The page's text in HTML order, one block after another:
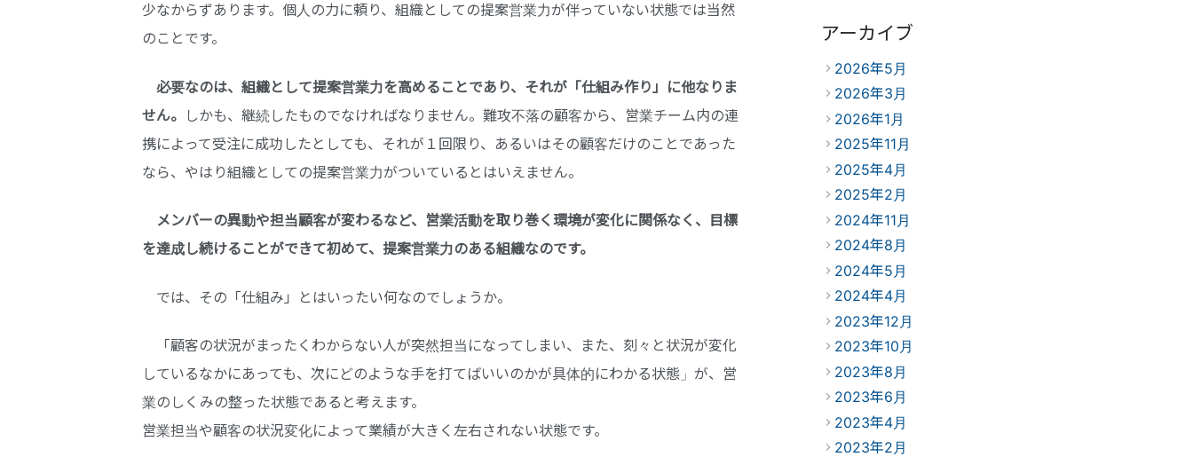
少なからずあります。個人の力に頼り、組織としての提案営業力が伴っていない状態では当然
のことです。
必要なのは、組織として提案営業力を高めることであり、それが「仕組み作り」に他なりま
せん。
しかも、継続したものでなければなりません。難攻不落の顧客から、営業チーム内の連
携によって受注に成功したとしても、それが１回限り、あるいはその顧客だけのことであった
なら、やはり組織としての提案営業力がついているとはいえません。
メンバーの異動や担当顧客が変わるなど、営業活動を取り巻く環境が変化に関係なく、目標
を達成し続けることができて初めて、提案営業力のある組織なのです。
では、その「仕組み」とはいったい何なのでしょうか。
「顧客の状況がまったくわからない人が突然担当になってしまい、また、刻々と状況が変化
しているなかにあっても、次にどのような手を打てばいいのかが具体的にわかる状態」が、営
業のしくみの整った状態であると考えます。
営業担当や顧客の状況変化によって業績が大きく左右されない状態です。
アーカイブ
2026年5月
2026年3月
2026年1月
2025年11月
2025年4月
2025年2月
2024年11月
2024年8月
2024年5月
2024年4月
2023年12月
2023年10月
2023年8月
2023年6月
2023年4月
2023年2月